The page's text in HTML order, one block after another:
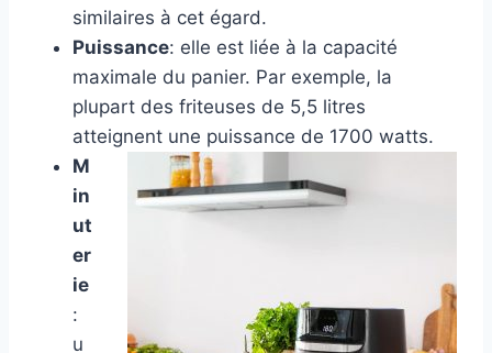
similaires à cet égard.
Puissance: elle est liée à la capacité
maximale du panier. Par exemple, la
plupart des friteuses de 5,5 litres
atteignent une puissance de 1700 watts.
M
in
ut
er
ie
:
u